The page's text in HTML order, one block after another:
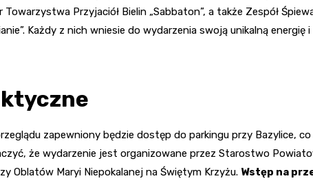
Towarzystwa Przyjaciół Bielin „Sabbaton”, a także Zespół
Każdy z nich wniesie do wydarzenia swoją unikalną energię
zapewniony będzie dostęp do parkingu przy Bazylice,
że wydarzenie jest organizowane przez Starostwo
Oblatów Maryi Niepokalanej na Świętym Krzyżu. Wstęp na